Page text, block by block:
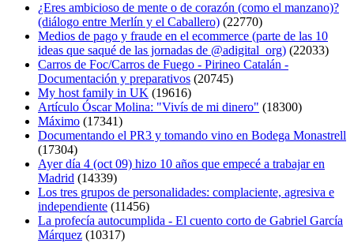
¿Eres ambicioso de mente o de corazón (como el manzano)?
(diálogo entre Merlín y el Caballero) (22770)
Medios de pago y fraude en el ecommerce (parte de las 10
ideas que saqué de las jornadas de @adigital_org) (22033)
Carros de Foc/Carros de Fuego - Pirineo Catalán -
Documentación y preparativos (20745)
My host family in UK (19616)
Artículo Óscar Molina: "Vivís de mi dinero" (18300)
Máximo (17341)
Documentando el PR3 y tomando vino en Bodega Monastrell
(17304)
Ayer día 4 (oct 09) hizo 10 años que empecé a trabajar en
Madrid (14339)
Los tres grupos de personalidades: complaciente, agresiva e
independiente (11456)
La profecía autocumplida - El cuento corto de Gabriel García
Márquez (10317)